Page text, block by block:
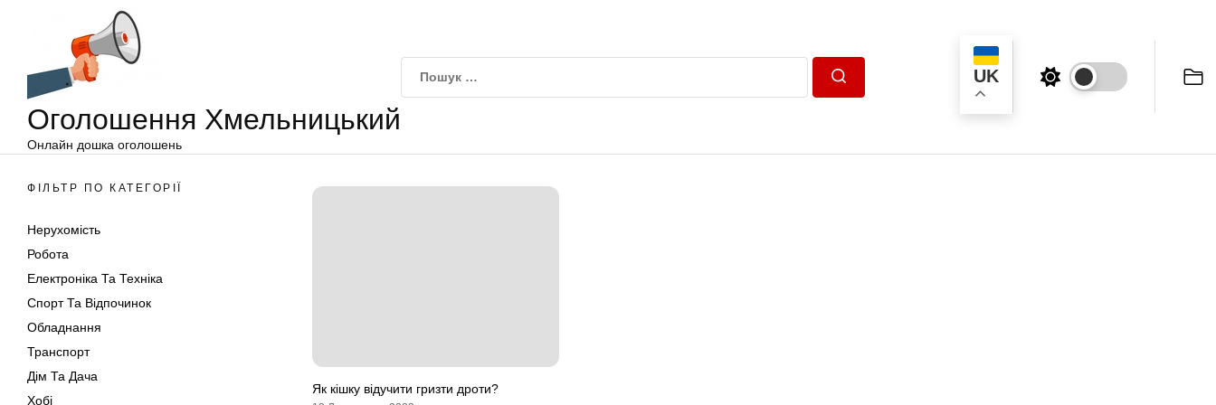
Оголошення Хмельницький
Онлайн дошка оголошень
UK
ФІЛЬТР ПО КАТЕГОРІЇ
Нерухомість
Робота
Електроніка Та Техніка
Спорт Та Відпочинок
Обладнання
Транспорт
Дім Та Дача
Хобі
Як кішку відучити гризти дроти?